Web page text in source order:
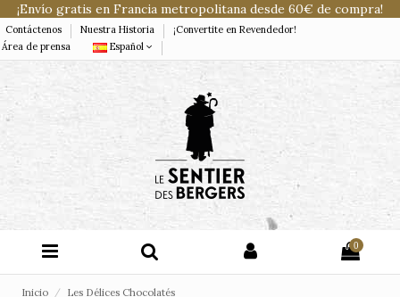
¡Envío gratis en Francia metropolitana desde 60€ de compra!
Contáctenos Nuestra Historia
¡Convertite en Revendedor!
Área de prensa
Español
0
Inicio Les Délices Chocolatés